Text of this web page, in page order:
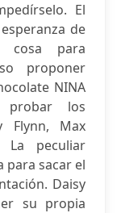
El
de
cosa para
proponer
NINA
probar los
Flynn, Max
La peculiar
para sacar el
Daisy
su propia